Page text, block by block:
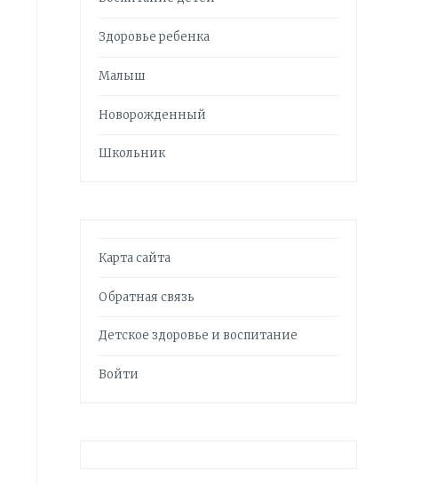
Здоровье ребенка
Малыш
Новорожденный
Школьник
Карта сайта
Обратная связь
Детское здоровье и воспитание
Войти